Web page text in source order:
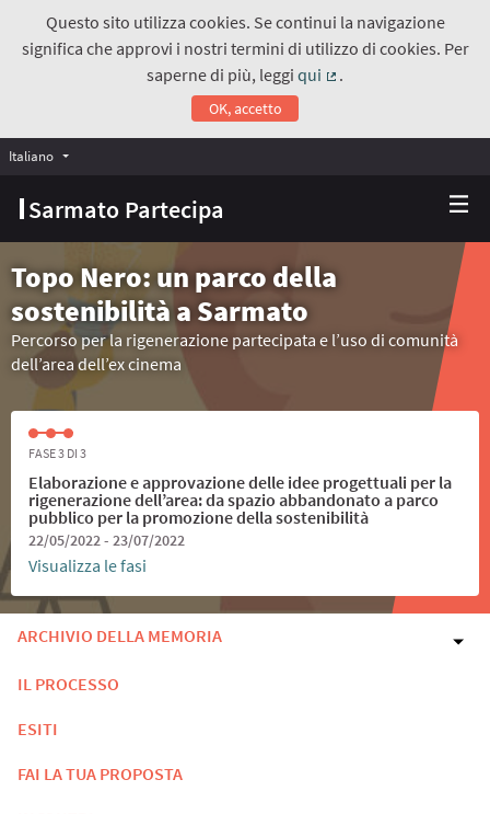
Questo sito utilizza cookies. Se continui la navigazione
significa che approvi i nostri termini di utilizzo di cookies. Per
saperne di più, leggiqui
.
OK, accetto
Sarmato Partecipa
Italiano Choose language
Topo Nero: un parco della
sostenibilità a Sarmato
Percorso per la rigenerazione partecipata e l’uso di comunità
dell’area dell’ex cinema
FASE 3 DI 3
Elaborazione e approvazione delle idee progettuali per la
rigenerazione dell’area: da spazio abbandonato a parco
pubblico per la promozione della sostenibilità
22/05/2022 - 23/07/2022
Visualizza le fasi
ARCHIVIO DELLA MEMORIA
IL PROCESSO
ESITI
FAI LA TUA PROPOSTA